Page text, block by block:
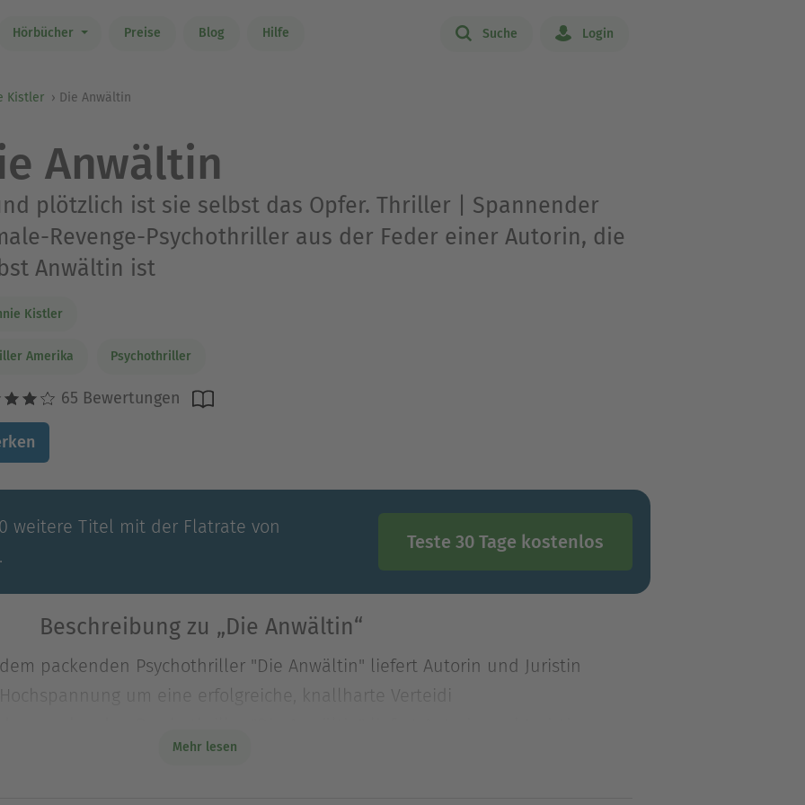
Hörbücher Preise Blog Hilfe Suche Login
Kistler Die Anwältin
Anwältin
plötzlich ist sie selbst das Opfer. Thriller | Spannender
Revenge-Psychothriller aus der Feder einer Autorin, die
Anwältin ist
Kistler
Amerika Psychothriller
65 Bewertungen
weitere Titel mit der Flatrate von
Teste 30 Tage kostenlos
Beschreibung zu „Die Anwältin“
packenden Psychothriller "Die Anwältin" liefert Autorin und Juristin
um eine erfolgreiche, knallharte Verteidi
um eine erfolgreiche, knallharte Verteidigerin, die diesen
Mehr lesen